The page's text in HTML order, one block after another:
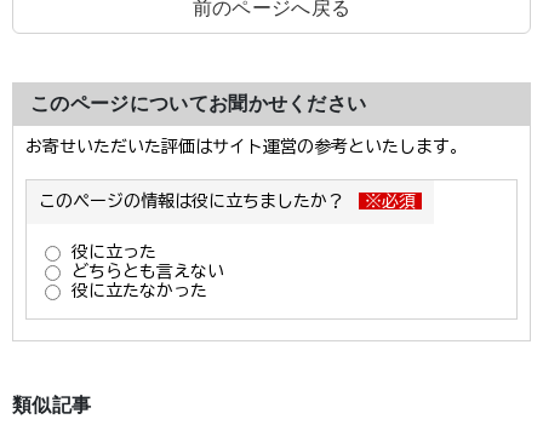
前のページへ戻る
このページについてお聞かせください
類似記事